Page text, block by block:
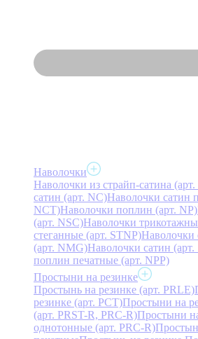
Наволочки
Наволочки из страйп-сатина
сатин (арт. NC)Наволочки сатин
NCT)Наволочки поплин (арт. NP)
(арт. NSC)Наволочки
стеганные (арт. STNP)Наволочки
(арт. NMG)Наволочки сатин (арт.
поплин печатные (арт. NPP)
Простыни на резинке
Простынь на резинке (арт. PRLE)
резинке (арт. PCT)Простыни на
(арт. PRST-R, PRC-R)Простыни
однотонные (арт. PRC-R)